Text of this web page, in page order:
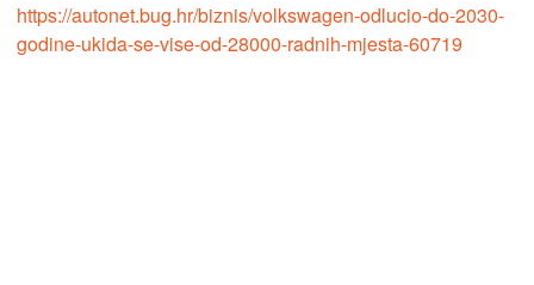
https://autonet.bug.hr/biznis/volkswagen-odlucio-do-2030-
godine-ukida-se-vise-od-28000-radnih-mjesta-60719